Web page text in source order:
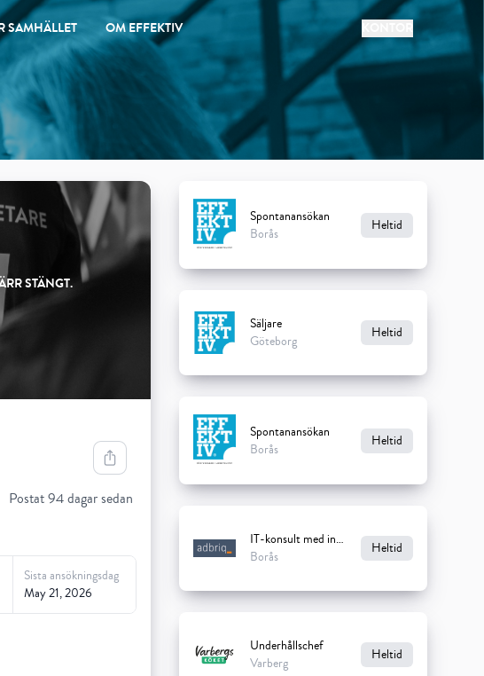
SAMHÄLLET OM EFFEKTIV
Postat 94 dagar sedan
May 21, 2026
Sista ansökningsdag
Spontanansökan
Borås
Heltid
Säljare
Göteborg
Heltid
Spontanansökan
Borås
Heltid
IT-konsult med inriktning Ekonomi till adbriq
Borås
Heltid
Underhållschef
Varberg
Heltid